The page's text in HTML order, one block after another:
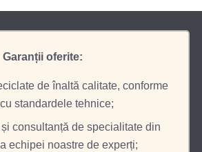
Garanții oferite:
de înaltă calitate, conforme
cu standardele tehnice;
consultanță de specialitate din
echipei noastre de experți;